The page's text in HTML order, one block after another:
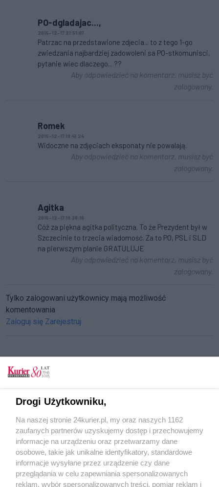
PO-dgladajac...,
2015-12-17 21:51:07
Patrzac na przedstawione zdjecia... to z tego 1-go
zwiedzania najbardziej zadowoleni sa PO-stkomunisci,
pytanie wiec dlaczego... ??
Aby odpowiedzieć na komentarz, musisz być
zalogowany.
Romek
2015-12-17 19:41:24
Widoczne na zdjęciach eksponaty nie powalają.
Aby odpowiedzieć na komentarz, musisz być
zalogowany.
Agitka
2015-12-17 19:36:16
Cóż za piękna agitka polityczna. To że Prezydent był w
Szczecinie to trzecia wiadomość. Za to PO, PSL i SLD
na pierwszym planie GRATULUJE
Aby odpowiedzieć na komentarz, musisz być
zalogowany.
Tylko zalogowani użytkownicy mają możliwość
komentowania
Zaloguj się Zarejestruj
CZYTAJ TAKŻE
"Przełomów"
Pół tysiąca listów do św. Mikołaja
Migawka po raz czwarty
POGODA
Drogi Użytkowniku,
Na naszej stronie 24kurier.pl, my oraz naszych 1162
zaufanych partnerów uzyskujemy dostęp i przechowujemy
informacje na urządzeniu oraz przetwarzamy dane
osobowe, takie jak unikalne identyfikatory, standardowe
informacje wysyłane przez urządzenie czy dane
przeglądania w celu zapewniania spersonalizowanych
reklam, wybór spersonalizowanych treści, pomiar reklam i